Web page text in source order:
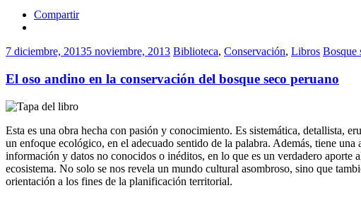
Compartir
7 diciembre, 20135 noviembre, 2013 Biblioteca, Conservación, Libros Bosque
El oso andino en la conservación del bosque seco peruano
Esta es una obra hecha con pasión y conocimiento. Es sistemática, detallista,
un enfoque ecológico, en el adecuado sentido de la palabra. Además, tiene
información y datos no conocidos o inéditos, en lo que es un verdadero
ecosistema. No solo se nos revela un mundo cultural asombroso, sino que
orientación a los fines de la planificación territorial.